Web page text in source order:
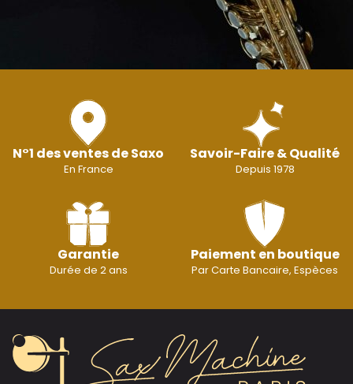
N°1 des ventes de Saxo
En France
Savoir-Faire & Qualité
Depuis 1978
Garantie
Durée de 2 ans
Paiement en boutique
Par Carte Bancaire, Espèces